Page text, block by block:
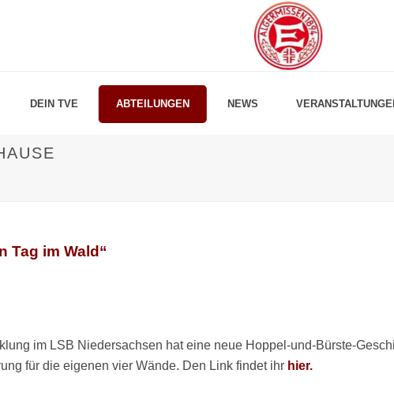
DEIN TVE ABTEILUNGEN NEWS
Tag im Wald“
im LSB Niedersachsen hat eine neue Hoppel-und-Bürste-
für die eigenen vier Wände. Den Link findet ihr hier.